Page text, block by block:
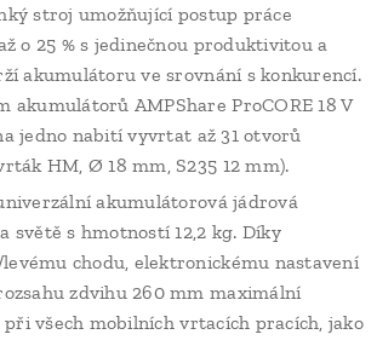
stroj umožňující postup práce
o 25 % s jedinečnou produktivitou a
akumulátoru ve srovnání s konkurencí.
akumulátorů AMPShare ProCORE 18 V
jedno nabití vyvrtat až 31 otvorů
HM, Ø 18 mm, S235 12 mm).
akumulátorová jádrová
světě s hmotností 12,2 kg. Díky
chodu, elektronickému nastavení
zdvihu 260 mm maximální
všech mobilních vrtacích pracích, jako